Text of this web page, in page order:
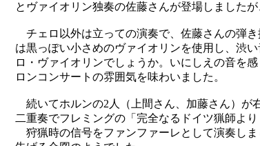
とヴァイオリン独奏の佐藤さんが登場しましたが
チェロ以外は立っての演奏で、佐藤さんの弾
は黒っぽい小さめのヴァイオリンを使用し、渋
ロ・ヴァイオリンでしょうか。いにしえの音を
ロンコンサートの雰囲気を味わいました。
続いてホルンの2人（上間さん、加藤さん）が
二重奏でフレミングの「完全なるドイツ猟師よ
狩猟時の信号をファンファーレとして演奏し